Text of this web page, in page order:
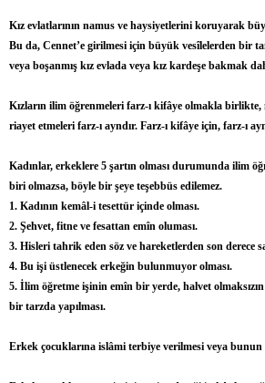
Kız evlatlarının namus ve haysiyetlerini koruyarak
Bu da, Cennet’e girilmesi için büyük vesîlelerden bir
veya boşanmış kız evlada veya kız kardeşe bakmak
Kızların ilim öğrenmeleri farz-ı kifâye olmakla birlikte,
riayet etmeleri farz-ı ayndır. Farz-ı kifâye için, farz-ı
Kadınlar, erkeklere 5 şartın olması durumunda ilim
biri olmazsa, böyle bir şeye teşebbüs edilemez.
1. Kadının kemâl-i tesettür içinde olması.
2. Şehvet, fitne ve fesattan emîn oluması.
3. Hisleri tahrik eden söz ve hareketlerden son derece
4. Bu işi üstlenecek erkeğin bulunmuyor olması.
5. İlim öğretme işinin emîn bir yerde, halvet
bir tarzda yapılması.
Erkek çocuklarına islâmi terbiye verilmesi veya bunun